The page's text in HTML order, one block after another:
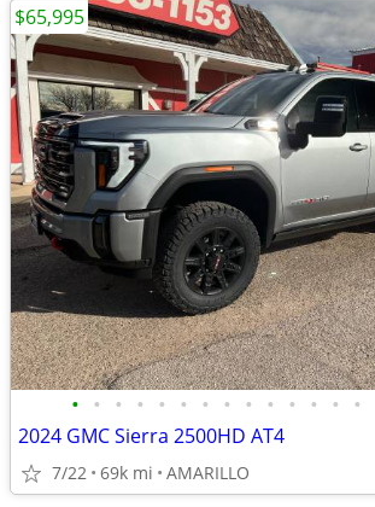
• • • • • • • • • • • • • •
2024 GMC Sierra 2500HD AT4
7/22 69k mi AMARILLO
$65,995